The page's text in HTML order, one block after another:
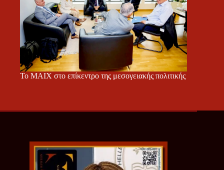
Το ΜΑΙΧ στο επίκεντρο της μεσογειακής πολιτικής